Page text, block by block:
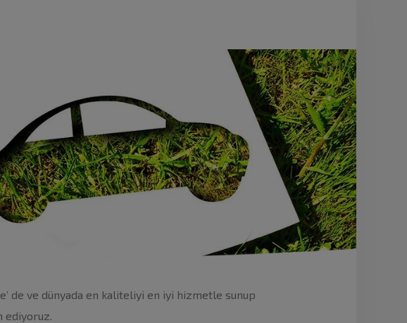
de ve dünyada en kaliteliyi en iyi hizmetle sunup
ediyoruz.